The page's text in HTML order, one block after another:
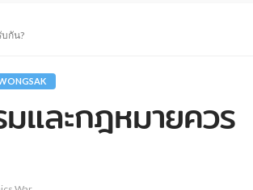
กัน?
และกฎหมายควร